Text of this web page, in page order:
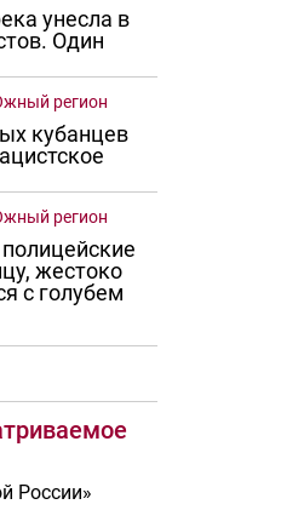
унесла в
Один
регион
кубанцев
регион
жестоко
с голубем
России»